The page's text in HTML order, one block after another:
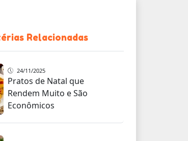
Relacionadas
24/11/2025
Pratos de Natal que
Rendem Muito e São
Econômicos